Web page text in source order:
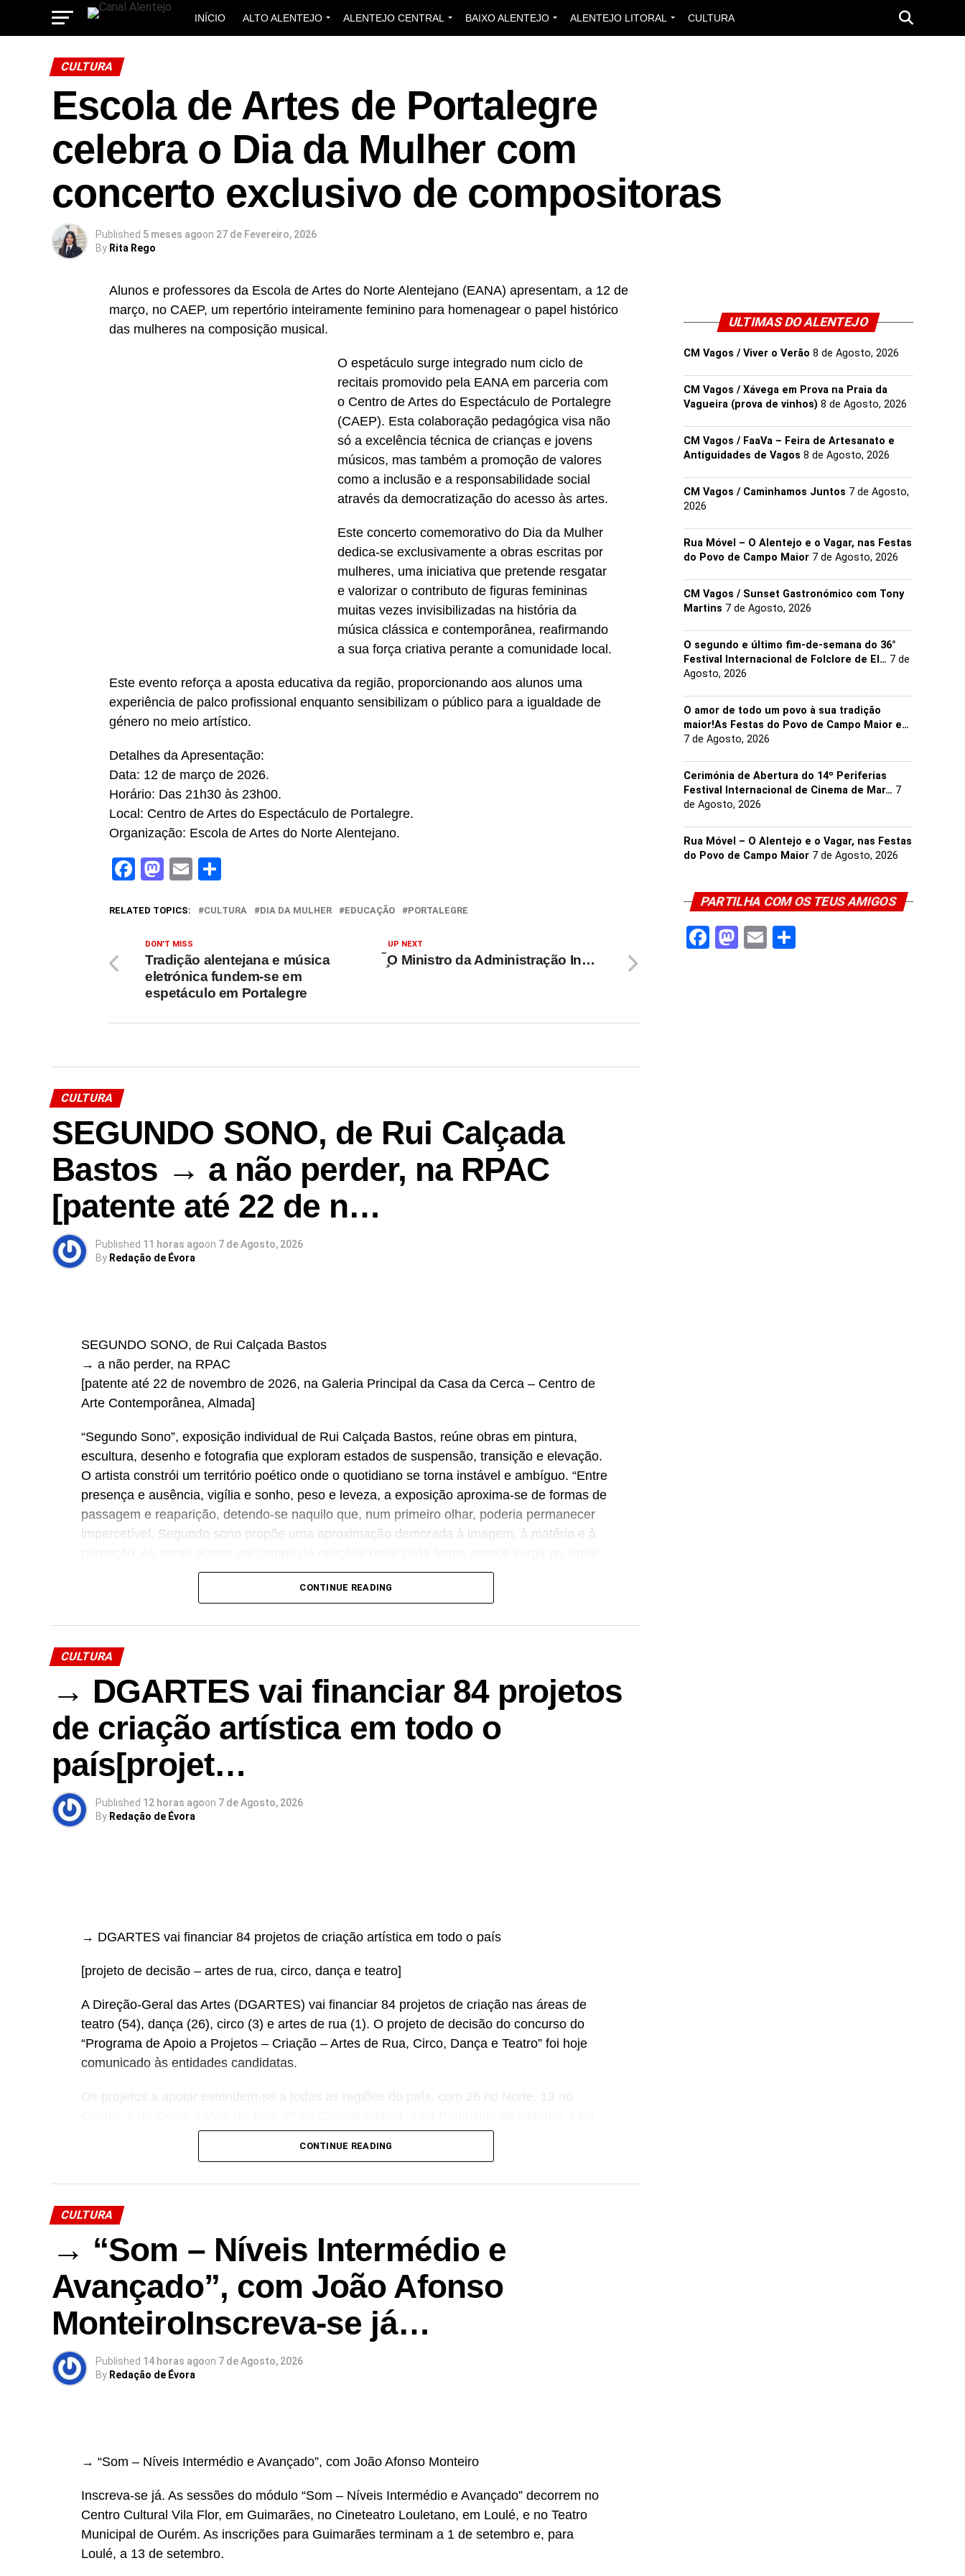
INÍCIO ALTO ALENTEJO ALENTEJO CENTRAL BAIXO ALENTEJO ALENTEJO LITORAL CULTURA
CULTURA
Escola de Artes de Portalegre
celebra o Dia da Mulher com
concerto exclusivo de compositoras
Published 5 meses agoon 27 de Fevereiro, 2026
By Rita Rego
Alunos e professores da Escola de Artes do Norte Alentejano (EANA) apresentam, a 12 de
março, no CAEP, um repertório inteiramente feminino para homenagear o papel histórico
das mulheres na composição musical.
O espetáculo surge integrado num ciclo de
recitais promovido pela EANA em parceria com
o Centro de Artes do Espectáculo de Portalegre
(CAEP). Esta colaboração pedagógica visa não
só a excelência técnica de crianças e jovens
músicos, mas também a promoção de valores
como a inclusão e a responsabilidade social
através da democratização do acesso às artes.
Este concerto comemorativo do Dia da Mulher
dedica-se exclusivamente a obras escritas por
mulheres, uma iniciativa que pretende resgatar
e valorizar o contributo de figuras femininas
muitas vezes invisibilizadas na história da
música clássica e contemporânea, reafirmando
a sua força criativa perante a comunidade local.
Este evento reforça a aposta educativa da região, proporcionando aos alunos uma
experiência de palco profissional enquanto sensibilizam o público para a igualdade de
género no meio artístico.
Detalhes da Apresentação:
Data: 12 de março de 2026.
Horário: Das 21h30 às 23h00.
Local: Centro de Artes do Espectáculo de Portalegre.
Organização: Escola de Artes do Norte Alentejano.
Facebook
Mastodon
Email
RELATED TOPICS: CULTURA DIA DA MULHER EDUCAÇÃO PORTALEGRE
UP NEXT
̧̃O Ministro da Administração In…
DON'T MISS
Tradição alentejana e música
eletrónica fundem-se em
espetáculo em Portalegre
CULTURA
SEGUNDO SONO, de Rui Calçada
Bastos → a não perder, na RPAC
[patente até 22 de n…
Published 11 horas agoon 7 de Agosto, 2026
By Redação de Évora
SEGUNDO SONO, de Rui Calçada Bastos
→ a não perder, na RPAC
[patente até 22 de novembro de 2026, na Galeria Principal da Casa da Cerca – Centro de
Arte Contemporânea, Almada]
“Segundo Sono”, exposição individual de Rui Calçada Bastos, reúne obras em pintura,
escultura, desenho e fotografia que exploram estados de suspensão, transição e elevação.
O artista constrói um território poético onde o quotidiano se torna instável e ambíguo. “Entre
presença e ausência, vigília e sonho, peso e leveza, a exposição aproxima-se de formas de
passagem e reaparição, detendo-se naquilo que, num primeiro olhar, poderia permanecer
impercetível. Segundo sono propõe uma aproximação demorada à imagem, à matéria e à
da sua própria revelação”.
Casa da Cerca – Centro de Arte Contemporânea integra a Rede Portuguesa de Arte
Contemporânea (RPAC)
→ Siga a rede em rpac.pt
CONTINUE READING
CULTURA
→ DGARTES vai financiar 84 projetos
de criação artística em todo o
país[projet…
Published 12 horas agoon 7 de Agosto, 2026
By Redação de Évora
→ DGARTES vai financiar 84 projetos de criação artística em todo o país
[projeto de decisão – artes de rua, circo, dança e teatro]
A Direção-Geral das Artes (DGARTES) vai financiar 84 projetos de criação nas áreas de
teatro (54), dança (26), circo (3) e artes de rua (1). O projeto de decisão do concurso do
“Programa de Apoio a Projetos – Criação – Artes de Rua, Circo, Dança e Teatro” foi hoje
comunicado às entidades candidatas.
Os projetos a apoiar estendem-se a todas as regiões do país, com 26 no Norte, 13 no
Alentejo, 1 no Algarve, 1 na Região Autónoma dos Açores e 1 na Região Autónoma da
Com uma dotação financeira de 2 milhões e noventa mil euros, o concurso tem como
objetivos estratégicos de interesse público cultural fomentar a coesão territorial e o
fortalecimento das comunidades locais, promovendo a inclusão, a criação e a fruição
artística em territórios de baixa densidade; desenvolver projetos artísticos que integrem a
práticas ecológicas responsáveis com a participação dos públicos; promover a colaboração
entre arte e ciência com o objetivo de desenvolver projetos artísticos colaborativos
interdisciplinares que utilizem meios, ferramentas, materiais e processos próprios de um
→ saiba + no nosso website
Link no Facebook
Facebook
Mastodon
EmailShare
CONTINUE READING
CULTURA
→ “Som – Níveis Intermédio e
Avançado”, com João Afonso
MonteiroInscreva-se já…
Published 14 horas agoon 7 de Agosto, 2026
By Redação de Évora
→ “Som – Níveis Intermédio e Avançado”, com João Afonso Monteiro
Inscreva-se já. As sessões do módulo “Som – Níveis Intermédio e Avançado” decorrem no
Centro Cultural Vila Flor, em Guimarães, no Cineteatro Louletano, em Loulé, e no Teatro
Municipal de Ourém. As inscrições para Guimarães terminam a 1 de setembro e, para
Loulé, a 13 de setembro.
ULTIMAS DO ALENTEJO
CM Vagos / Viver o Verão 8 de Agosto, 2026
CM Vagos / Xávega em Prova na Praia da
Vagueira (prova de vinhos) 8 de Agosto, 2026
CM Vagos / FaaVa – Feira de Artesanato e
Antiguidades de Vagos 8 de Agosto, 2026
CM Vagos / Caminhamos Juntos 7 de Agosto,
2026
Rua Móvel – O Alentejo e o Vagar, nas Festas
do Povo de Campo Maior 7 de Agosto, 2026
CM Vagos / Sunset Gastronómico com Tony
Martins 7 de Agosto, 2026
O segundo e último fim-de-semana do 36°
Festival Internacional de Folclore de El… 7 de
Agosto, 2026
O amor de todo um povo à sua tradição
maior!As Festas do Povo de Campo Maior e…
7 de Agosto, 2026
Cerimónia de Abertura do 14º Periferias
Festival Internacional de Cinema de Mar… 7
de Agosto, 2026
Rua Móvel – O Alentejo e o Vagar, nas Festas
do Povo de Campo Maior 7 de Agosto, 2026
PARTILHA COM OS TEUS AMIGOS
Facebook
Mastodon
Email